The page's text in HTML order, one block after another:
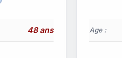
48 ans Age :